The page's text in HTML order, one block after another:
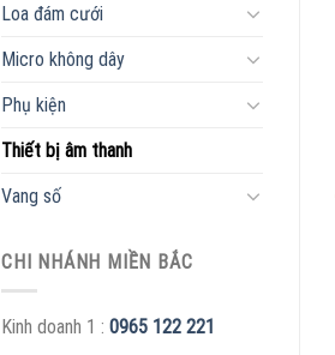
Loa đám cưới
Micro không dây
Phụ kiện
Thiết bị âm thanh
Vang số
CHI NHÁNH MIỀN BẮC
Kinh doanh 1 : 0965 122 221